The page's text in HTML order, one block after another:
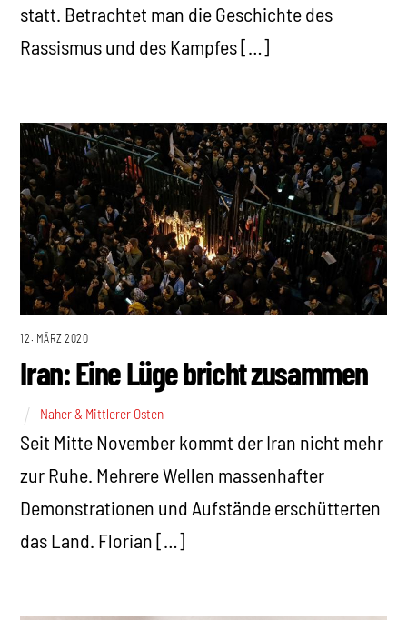
statt. Betrachtet man die Geschichte des
Rassismus und des Kampfes […]
12. MÄRZ 2020
Iran: Eine Lüge bricht zusammen
Naher & Mittlerer Osten
Seit Mitte November kommt der Iran nicht mehr
zur Ruhe. Mehrere Wellen massenhafter
Demonstrationen und Aufstände erschütterten
das Land. Florian […]